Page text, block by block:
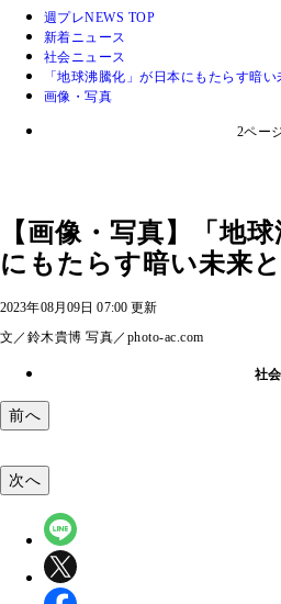
週プレNEWS TOP
新着ニュース
社会ニュース
「地球沸騰化」が日本にもたらす暗い
画像・写真
2ペー
【画像・写真】「地
にもたらす暗い未来
2023年08月09日 07:00 更新
文／鈴木貴博 写真／photo-ac.com
社会
前へ
次へ